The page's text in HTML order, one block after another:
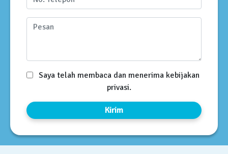
Saya telah membaca dan menerima kebijakan
privasi.
Kirim